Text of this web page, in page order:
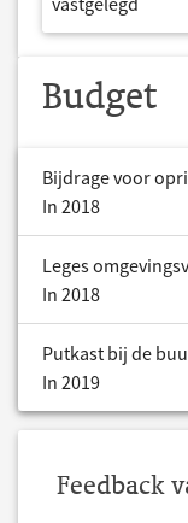
Budget
Bijdrage voor
In 2018
Leges
In 2018
Putkast bij de
In 2019
Feedback